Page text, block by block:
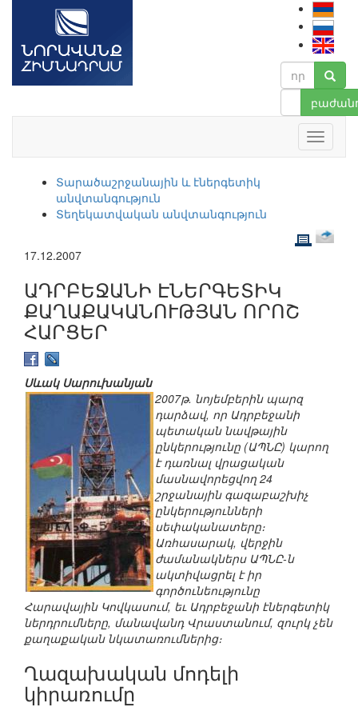
Տարածաշրջանային և էներգետիկ
անվտանգություն
Տեղեկատվական անվտանգություն
17.12.2007
ԱԴՐԲԵՋԱՆԻ ԷՆԵՐԳԵՏԻԿ
ՔԱՂԱՔԱԿԱՆՈՒԹՅԱՆ ՈՐՈՇ
ՀԱՐՑԵՐ
Սևակ Սարուխանյան
2007թ. նոյեմբերին պարզ
դարձավ, որ Ադրբեջանի
պետական նավթային
ընկերությունը (ԱՊՆԸ) կարող
է դառնալ վրացական
մասնավորեցվող 24
շրջանային գազաբաշխիչ
ընկերությունների
սեփականատերը։
Առհասարակ, վերջին
ժամանակներս ԱՊՆԸ-ն
ակտիվացրել է իր
գործունեությունը
Հարավային Կովկասում, եւ Ադրբեջանի էներգետիկ
ներդրումները, մանավանդ Վրաստանում, զուրկ չեն
քաղաքական նկատառումներից։
Ղազախական մոդելի
կիրառումը